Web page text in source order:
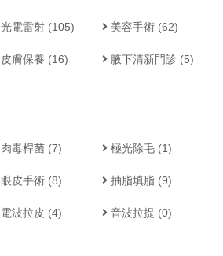
光電雷射 (105) 美容手術 (62)
皮膚保養 (16) 腋下清新門診 (5)
肉毒桿菌 (7) 極光除毛 (1)
眼皮手術 (8) 抽脂填脂 (9)
電波拉皮 (4) 音波拉提 (0)